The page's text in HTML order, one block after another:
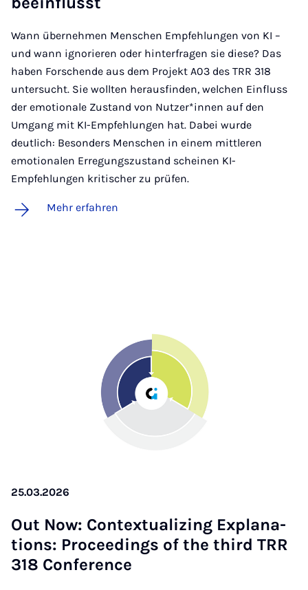
Wann übernehmen Menschen Empfehlungen von KI –
und wann ignorieren oder hinterfragen sie diese? Das
haben Forschende aus dem Projekt A03 des TRR 318
untersucht. Sie wollten herausfinden, welchen Einfluss
der emotionale Zustand von Nutzer*innen auf den
Umgang mit KI-Empfehlungen hat. Dabei wurde
deutlich: Besonders Menschen in einem mittleren
emotionalen Erregungszustand scheinen KI-
Empfehlungen kritischer zu prüfen.
Mehr erfahren
25.03.2026
Out Now: Con­tex­tu­a­li­zing Ex­pla­na­
ti­ons: Pro­cee­dings of the third TRR
318 Con­fe­rence